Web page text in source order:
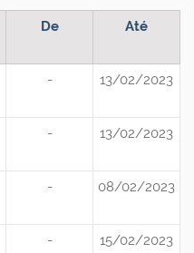
De Até
- 13/02/2023
- 13/02/2023
- 08/02/2023
- 15/02/2023